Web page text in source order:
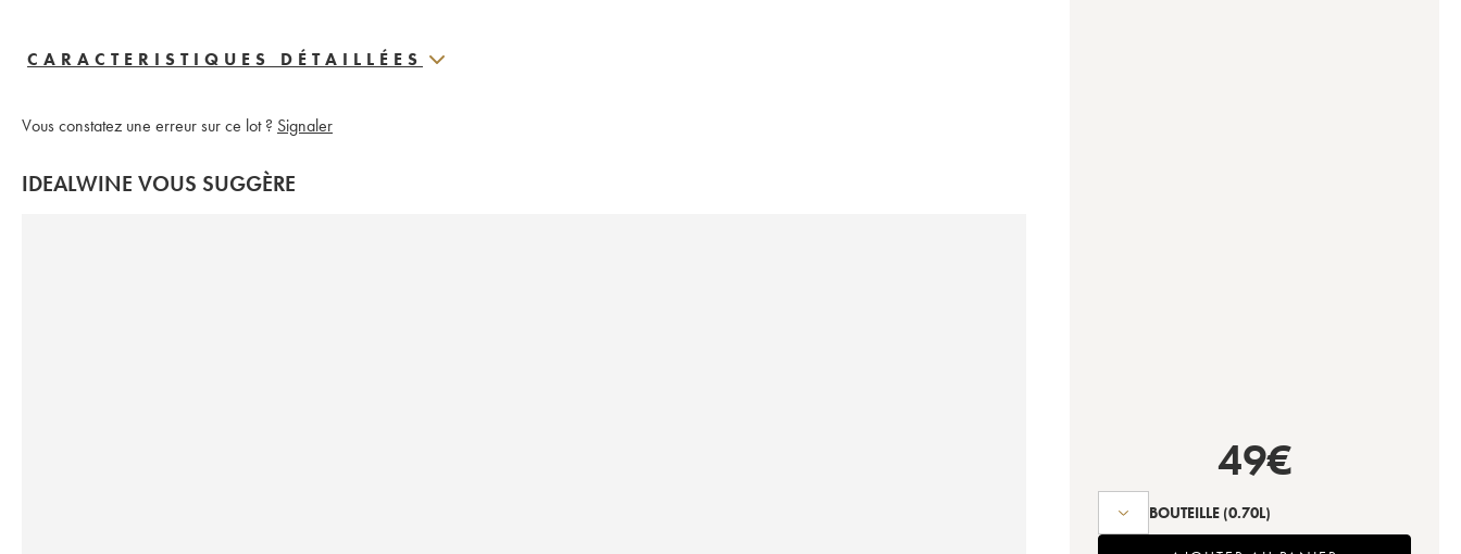
CARACTERISTIQUES DÉTAILLÉES
Vous constatez une erreur sur ce lot ? Signaler
IDEALWINE VOUS SUGGÈRE
49€
BOUTEILLE (0.70L)